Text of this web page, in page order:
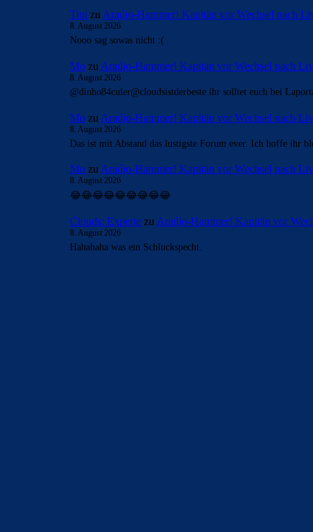
Tini zuAraújo-Hammer! Kapitän vor Wechsel nach
8. August 2026
Nooo sag sowas nicht :(
Mo zu Araújo-Hammer! Kapitän vor Wechsel nach
8. August 2026
@dinho84culer@cloudsistderbeste ihr solltet euch bei
Mo zu Araújo-Hammer! Kapitän vor Wechsel nach
8. August 2026
Das ist mit Abstand das lustigste Forum ever. Ich hoffe ihr
Mo zu Araújo-Hammer! Kapitän vor Wechsel nach
8. August 2026
😂😂😂😂😂😂😂😂😂
Clouds: Experte zu Araújo-Hammer! Kapitän vor
8. August 2026
Hahahaha was ein Schluckspecht.